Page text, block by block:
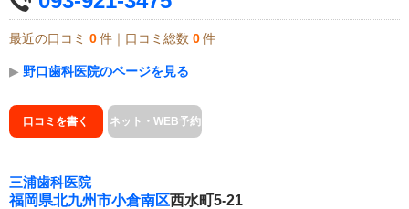
最近の口コミ 0 件｜口コミ総数 0 件
▶ 野口歯科医院のページを見る
口コミを書く ネット・WEB予約
三浦歯科医院
福岡県北九州市小倉南区西水町5-21